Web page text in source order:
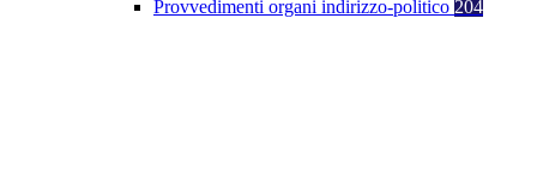
Provvedimenti organi indirizzo-politico 204